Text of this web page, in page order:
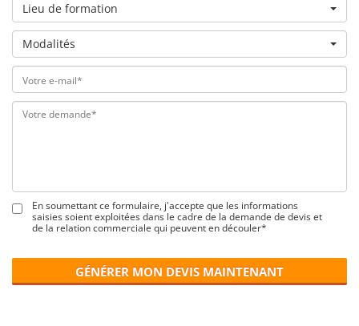
Lieu de formation
Modalités
En soumettant ce formulaire, j'accepte que les informations
saisies soient exploitées dans le cadre de la demande de devis et
de la relation commerciale qui peuvent en découler*
GÉNÉRER MON DEVIS MAINTENANT